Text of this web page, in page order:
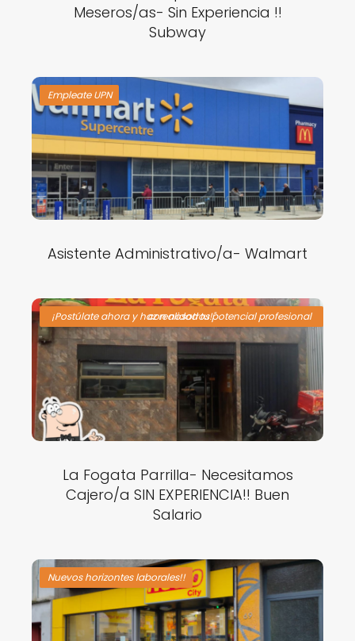
Meseros/as- Sin Experiencia !!
Subway
Empleate UPN
Asistente Administrativo/a- Walmart
¡Postúlate ahora y haz realidad tu potencial profesional con nosotros!"
La Fogata Parrilla- Necesitamos
Cajero/a SIN EXPERIENCIA!! Buen
Salario
Nuevos horizontes laborales!!